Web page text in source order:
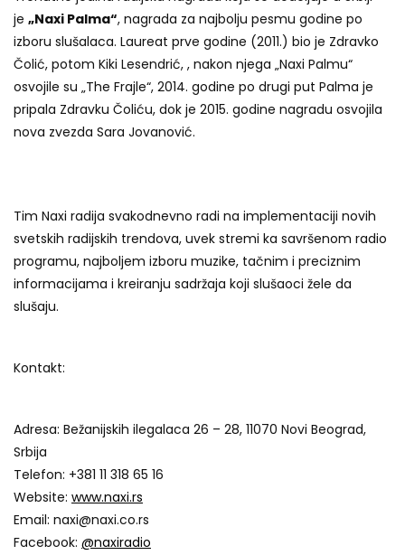
je „Naxi Palma“, nagrada za najbolju pesmu godine po
izboru slušalaca. Laureat prve godine (2011.) bio je Zdravko
Čolić, potom Kiki Lesendrić, , nakon njega „Naxi Palmu“
osvojile su „The Frajle“, 2014. godine po drugi put Palma je
pripala Zdravku Čoliću, dok je 2015. godine nagradu osvojila
nova zvezda Sara Jovanović.
Tim Naxi radija svakodnevno radi na implementaciji novih
svetskih radijskih trendova, uvek stremi ka savršenom radio
programu, najboljem izboru muzike, tačnim i preciznim
informacijama i kreiranju sadržaja koji slušaoci žele da
slušaju.
Kontakt:
Adresa: Bežanijskih ilegalaca 26 – 28, 11070 Novi Beograd,
Srbija
Telefon: +381 11 318 65 16
Website: www.naxi.rs
Email: naxi@naxi.co.rs
Facebook: @naxiradio